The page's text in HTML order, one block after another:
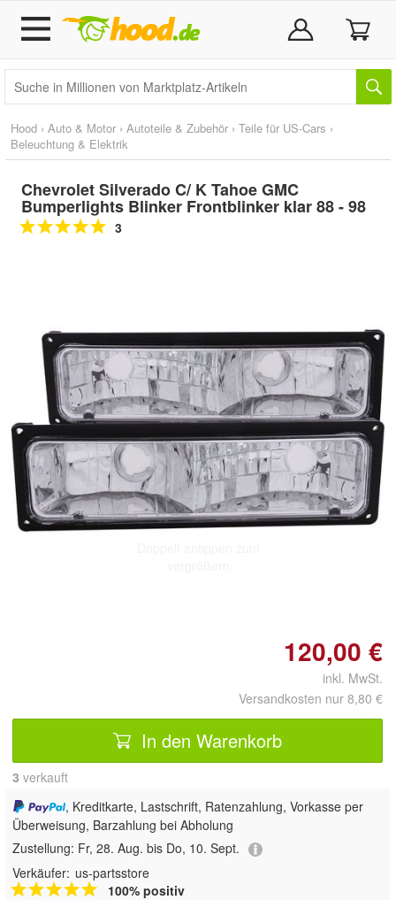
Hood › Auto & Motor › Autoteile & Zubehör › Teile für US-Cars ›
Beleuchtung & Elektrik
Chevrolet Silverado C/ K Tahoe GMC
Bumperlights Blinker Frontblinker klar 88 - 98
3
120,00 €
inkl. MwSt.
Versandkosten nur 8,80 €
In den Warenkorb
3 verkauft
, Kreditkarte, Lastschrift, Ratenzahlung, Vorkasse per
Überweisung, Barzahlung bei Abholung
Zustellung: Fr, 28. Aug. bis Do, 10. Sept.
Verkäufer: us-partsstore
100% positiv